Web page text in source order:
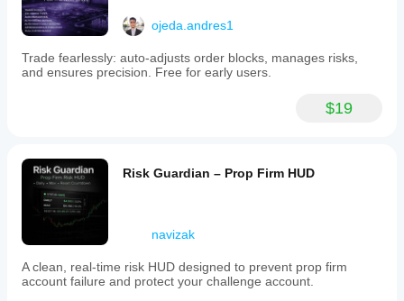
ojeda.andres1
Trade fearlessly: auto-adjusts order blocks, manages risks,
and ensures precision. Free for early users.
$19
Risk Guardian – Prop Firm HUD
navizak
A clean, real-time risk HUD designed to prevent prop firm
account failure and protect your challenge account.